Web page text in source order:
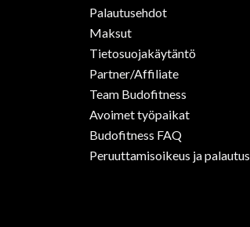
Palautusehdot
Maksut
Tietosuojakäytäntö
Partner/Affiliate
Team Budofitness
Avoimet työpaikat
Budofitness FAQ
Peruuttamisoikeus ja palautus